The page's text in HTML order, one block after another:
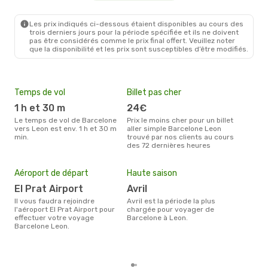
Les prix indiqués ci-dessous étaient disponibles au cours des
trois derniers jours pour la période spécifiée et ils ne doivent
pas être considérés comme le prix final offert. Veuillez noter
que la disponibilité et les prix sont susceptibles d’être modifiés.
Temps de vol
1 h et 30 m
Le temps de vol de Barcelone
vers Leon est env. 1 h et 30 m
min.
Billet pas cher
24€
Prix le moins cher pour un billet
aller simple Barcelone Leon
trouvé par nos clients au cours
des 72 dernières heures
Aéroport de départ
El Prat Airport
Il vous faudra rejoindre
l'aéroport El Prat Airport pour
effectuer votre voyage
Barcelone Leon.
Haute saison
avril
avril est la période la plus
chargée pour voyager de
Barcelone à Leon.